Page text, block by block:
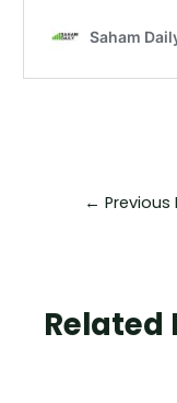
← Previous
Related